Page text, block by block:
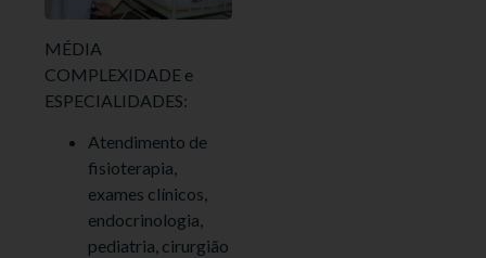
MÉDIA
COMPLEXIDADE e
ESPECIALIDADES:
Atendimento de
fisioterapia,
exames clínicos,
endocrinologia,
pediatria, cirurgião